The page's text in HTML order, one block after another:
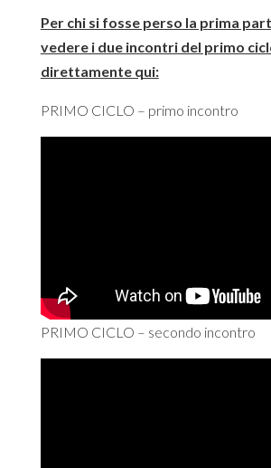
Per chi si fosse perso la prima
vedere i due incontri del primo
direttamente qui:
PRIMO CICLO – primo incontro
PRIMO CICLO – secondo incontro